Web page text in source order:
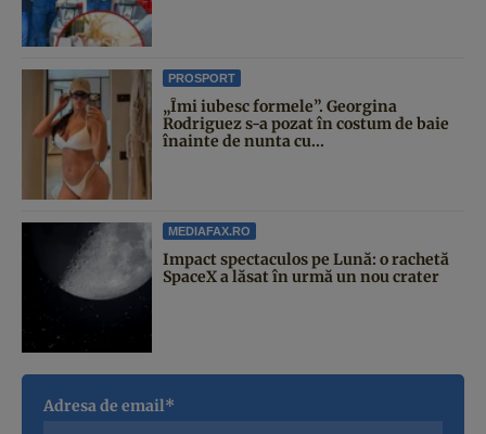
PROSPORT
„Îmi iubesc formele”. Georgina
Rodriguez s-a pozat în costum de baie
înainte de nunta cu...
MEDIAFAX.RO
Impact spectaculos pe Lună: o rachetă
SpaceX a lăsat în urmă un nou crater
Adresa de email*